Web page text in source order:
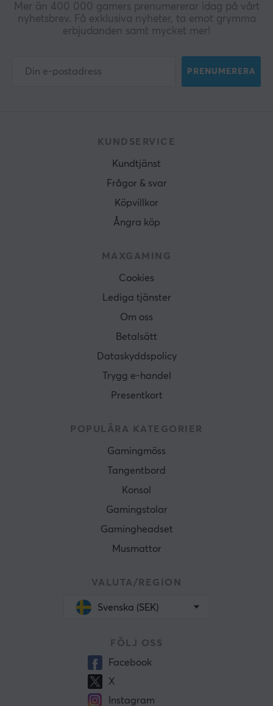
Mer än 400 000 gamers prenumererar idag på vårt
nyhetsbrev. Få exklusiva nyheter, ta emot grymma
erbjudanden samt mycket mer!
PRENUMERERA
KUNDSERVICE
Kundtjänst
Frågor & svar
Köpvillkor
Ångra köp
MAXGAMING
Cookies
Lediga tjänster
Om oss
Betalsätt
Dataskyddspolicy
Trygg e-handel
Presentkort
POPULÄRA KATEGORIER
Gamingmöss
Tangentbord
Konsol
Gamingstolar
Gamingheadset
Musmattor
VALUTA/REGION
Svenska (SEK)
FÖLJ OSS
Facebook
X
Instagram